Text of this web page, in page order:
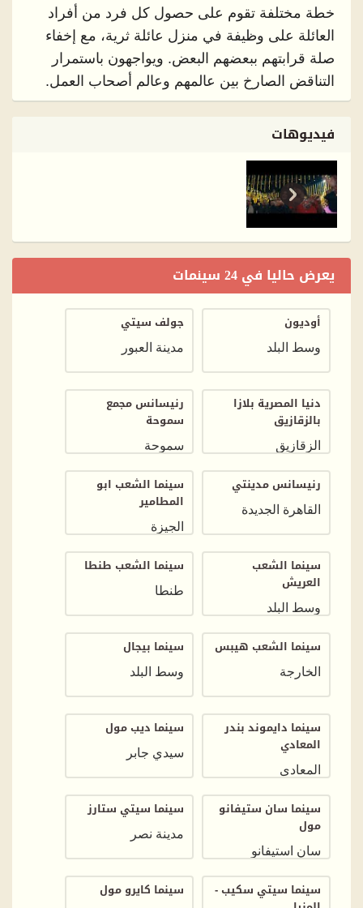
خطة مختلفة تقوم على حصول كل فرد من أفراد
العائلة على وظيفة في منزل عائلة ثرية، مع إخفاء
صلة قرابتهم ببعضهم البعض. ويواجهون باستمرار
التناقض الصارخ بين عالمهم وعالم أصحاب العمل.
فيديوهات
يعرض حاليا في 24 سينمات
أوديون
وسط البلد
جولف سيتي
مدينة العبور
دنيا المصرية بلازا
بالزقازيق
الزقازيق
رنيسانس مجمع
سموحة
سموحة
رنيسانس مدينتي
القاهرة الجديدة
سينما الشعب ابو
المطامير
الجيزة
سينما الشعب
العريش
وسط البلد
سينما الشعب طنطا
طنطا
سينما الشعب هيبس
الخارجة
سينما بيجال
وسط البلد
سينما دايموند بندر
المعادي
المعادى
سينما ديب مول
سيدي جابر
سينما سان ستيفانو
مول
سان استيفانو
سينما سيتي ستارز
مدينة نصر
سينما سيتي سكيب -
سينما كايرو مول